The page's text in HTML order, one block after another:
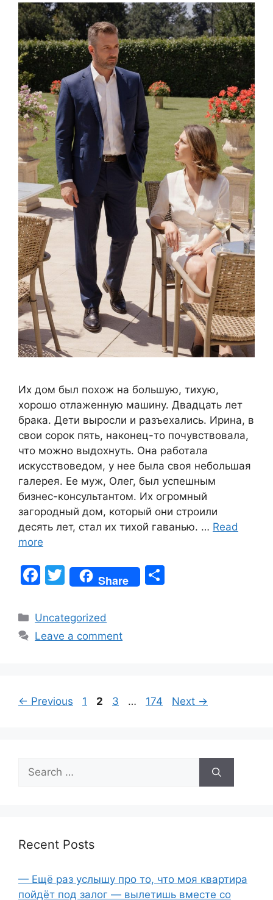
Их дом был похож на большую, тихую,
хорошо отлаженную машину. Двадцать лет
брака. Дети выросли и разъехались. Ирина, в
свои сорок пять, наконец-то почувствовала,
что можно выдохнуть. Она работала
искусствоведом, у нее была своя небольшая
галерея. Ее муж, Олег, был успешным
бизнес-консультантом. Их огромный
загородный дом, который они строили
десять лет, стал их тихой гаванью. … Read
more
F
c
e
k
T
w
itt
er
Share
Categories
Uncategorized
Leave a comment
← Previous Page
1 Page
2 Page
3 … Page
174 Next →
Search
for:
Recent Posts
— Ещё раз услышу про то, что моя квартира
пойдёт под залог — вылетишь вместе со